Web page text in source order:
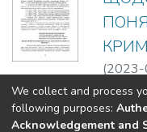
(
We collect and process
following purposes:
Acknowledgement and